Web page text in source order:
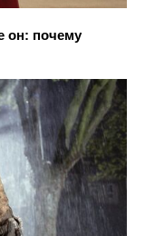
он: почему